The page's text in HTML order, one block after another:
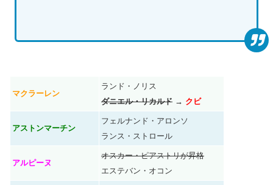
マクラーレン
ランド・ノリス
ダニエル・リカルド → クビ
アストンマーチン
フェルナンド・アロンソ
ランス・ストロール
アルピーヌ
オスカー・ピアストリが昇格
エステバン・オコン